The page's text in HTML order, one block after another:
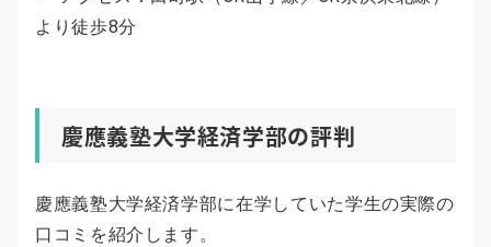
より徒歩8分
慶應義塾大学経済学部の評判
慶應義塾大学経済学部に在学していた学生の実際の
口コミを紹介します。